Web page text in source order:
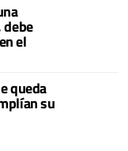
el
queda
su